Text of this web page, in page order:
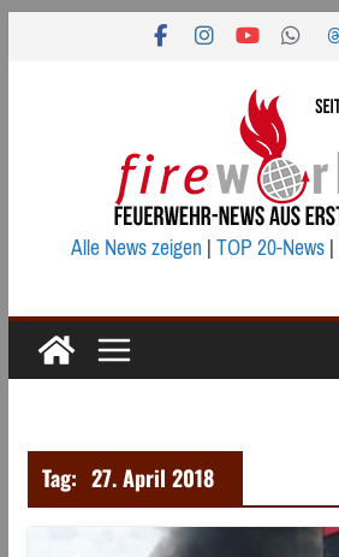
Alle News zeigen|TOP 20-News|
Tag: 27. April 2018